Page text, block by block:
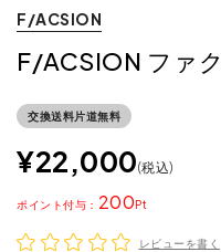
F/ACSION
F/ACSION ファ
交換送料片道無料
¥22,000 税込
200
ポイント
レビューを書く